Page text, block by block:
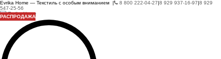
Evrika Home — Текстиль с особым вниманием | 8 800 222-04-27|8 929 937-16-97|8 929
547-25-56
РАСПРОДАЖА
РАСПРОДАЖА
РАСПРОДАЖА